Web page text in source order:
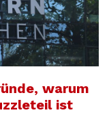
warum
ist